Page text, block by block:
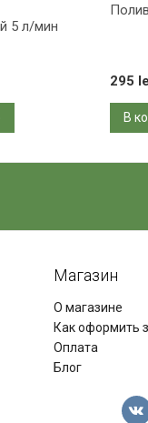
5 л/мин
295
В
Магазин
О магазине
Как оформить
Оплата
Блог